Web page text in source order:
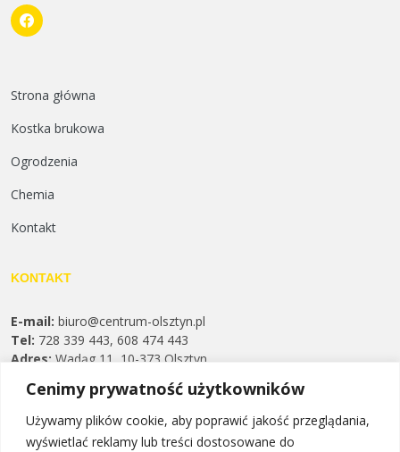
Cenimy prywatność użytkowników
Używamy plików cookie, aby poprawić jakość przeglądania,
wyświetlać reklamy lub treści dostosowane do
Strona główna
Kostka brukowa
Ogrodzenia
Chemia
Kontakt
KONTAKT
E-mail: biuro@centrum-olsztyn.pl
Tel: 728 339 443, 608 474 443
Adres:Wadąg 11, 10-373 Olsztyn
Pn. - Pt. 7:00-16:00
Sb. 9:30 - 13:00
Aktualne godziny znajdziesz zawsze na Google Maps